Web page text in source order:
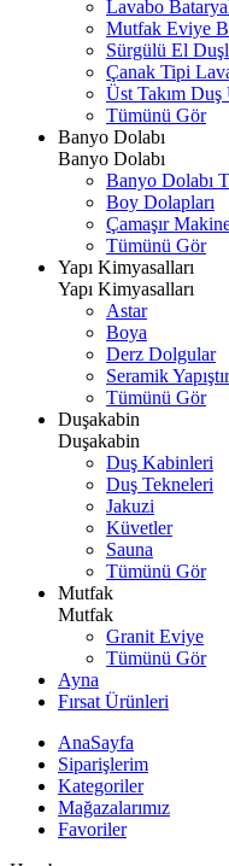
Lavabo
Mutfak Eviye
Sürgülü El
Çanak Tipi
Üst Takım Duş
Tümünü Gör
Banyo Dolabı
Banyo Dolabı
Banyo Dolabı
Boy Dolapları
Çamaşır
Tümünü Gör
Yapı Kimyasalları
Yapı Kimyasalları
Astar
Boya
Derz Dolgular
Seramik
Tümünü Gör
Duşakabin
Duşakabin
Duş Kabinleri
Duş Tekneleri
Jakuzi
Küvetler
Sauna
Tümünü Gör
Mutfak
Mutfak
Granit Eviye
Tümünü Gör
Ayna
Fırsat Ürünleri
AnaSayfa
Siparişlerim
Kategoriler
Mağazalarımız
Favoriler